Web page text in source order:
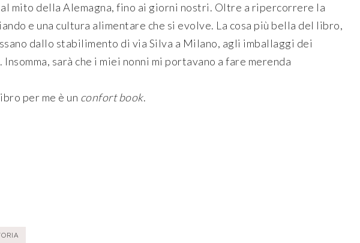
mito della Alemagna, fino ai giorni nostri. Oltre a ripercorrere la
e una cultura alimentare che si evolve. La cosa più bella del libro,
dallo stabilimento di via Silva a Milano, agli imballaggi dei
sarà che i miei nonni mi portavano a fare merenda
per me è un confort book.